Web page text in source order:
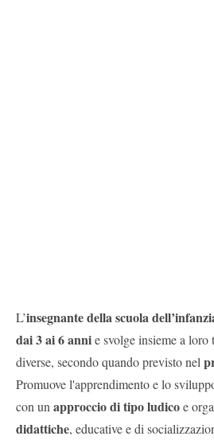
L’insegnante della scuola
dai 3 ai 6 annie svolge insieme a
diverse, secondo quando previsto nel
Promuove l'apprendimento e lo
con un approccio di tipo ludicoe
didattiche, educative e di